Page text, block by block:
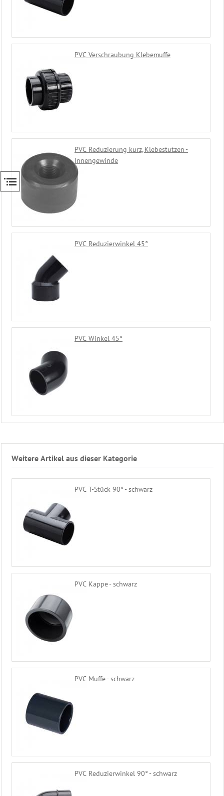
PVC Verschraubung Klebemuffe
PVC Reduzierung kurz, Klebestutzen -
Innengewinde
PVC Reduzierwinkel 45°
PVC Winkel 45°
Weitere Artikel aus dieser Kategorie
PVC T-Stück 90° - schwarz
PVC Kappe - schwarz
PVC Muffe - schwarz
PVC Reduzierwinkel 90° - schwarz